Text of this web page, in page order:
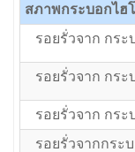
สภาพกระบอกไฮ
รอยรั่วจาก กร
รอยรั่วจาก กระ
รอยรั่วจาก กระ
รอยรั่วจากกระ